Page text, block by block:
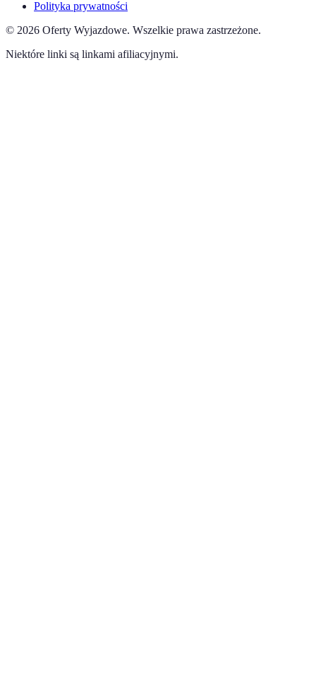
Polityka prywatności
© 2026 Oferty Wyjazdowe. Wszelkie prawa zastrzeżone.
Niektóre linki są linkami afiliacyjnymi.